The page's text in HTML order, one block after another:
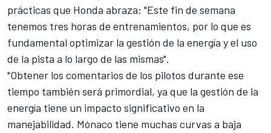
prácticas que Honda abraza: "Este fin de semana
tenemos tres horas de entrenamientos, por lo que es
fundamental optimizar la gestión de la energía y el uso
de la pista a lo largo de las mismas".
"Obtener los comentarios de los pilotos durante ese
tiempo también será primordial, ya que la gestión de la
energía tiene un impacto significativo en la
manejabilidad. Mónaco tiene muchas curvas a baja